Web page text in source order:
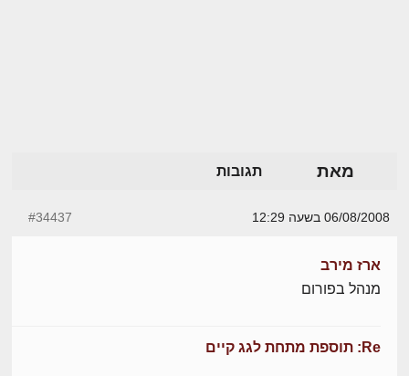
מאת תגובות
06/08/2008 בשעה 12:29 #34437
ארז מירב
מנהל בפורום
Re: תוספת מתחת לגג קיים